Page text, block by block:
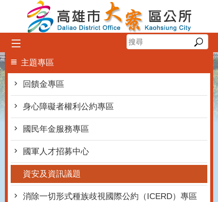
跳到主要內容區塊
:::
主題專區
回饋金專區
身心障礙者權利公約專區
國民年金服務專區
國軍人才招募中心
資安及資訊議題
消除一切形式種族歧視國際公約（ICERD）專區